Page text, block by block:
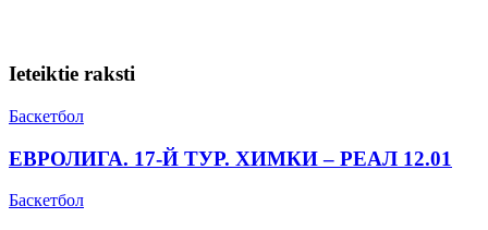
Ieteiktie raksti
Баскетбол
ЕВРОЛИГА. 17-Й ТУР. ХИМКИ – РЕАЛ 12.01
Баскетбол